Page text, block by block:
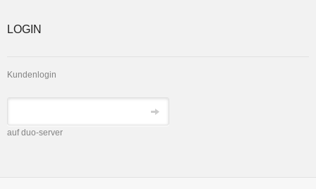
LOGIN
Kundenlogin
auf duo-server